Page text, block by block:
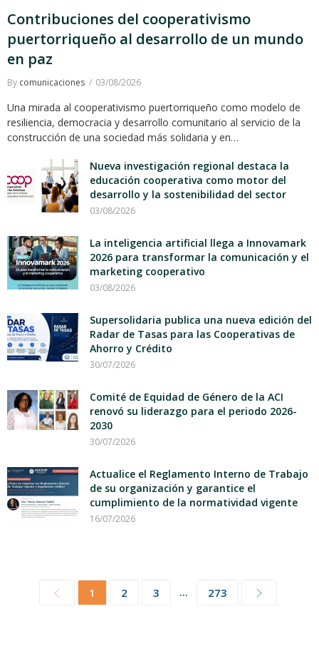
Contribuciones del cooperativismo
puertorriqueño al desarrollo de un mundo
en paz
By comunicaciones 03/08/2026
Una mirada al cooperativismo puertorriqueño como modelo de
resiliencia, democracia y desarrollo comunitario al servicio de la
construcción de una sociedad más solidaria y en…
Nueva investigación regional destaca la
educación cooperativa como motor del
desarrollo y la sostenibilidad del sector
03/08/2026
La inteligencia artificial llega a Innovamark
2026 para transformar la comunicación y el
marketing cooperativo
03/08/2026
Supersolidaria publica una nueva edición del
Radar de Tasas para las Cooperativas de
Ahorro y Crédito
30/07/2026
Comité de Equidad de Género de la ACI
renovó su liderazgo para el periodo 2026-
2030
30/07/2026
Actualice el Reglamento Interno de Trabajo
de su organización y garantice el
cumplimiento de la normatividad vigente
16/07/2026
1 2 3 ... 273